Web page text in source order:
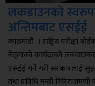
लकडाउनको
अन्तिमबाट एसईई
काठमाडौं । राष्ट्रिय परीक्षा
नेतृत्वको कार्यदलले
एसईई गर्ने गरी सरकारलाई
तथा प्रविधि मन्त्री